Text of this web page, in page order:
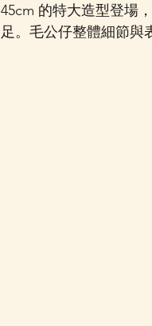
45cm 的特大造型登場
足。毛公仔整體細節與